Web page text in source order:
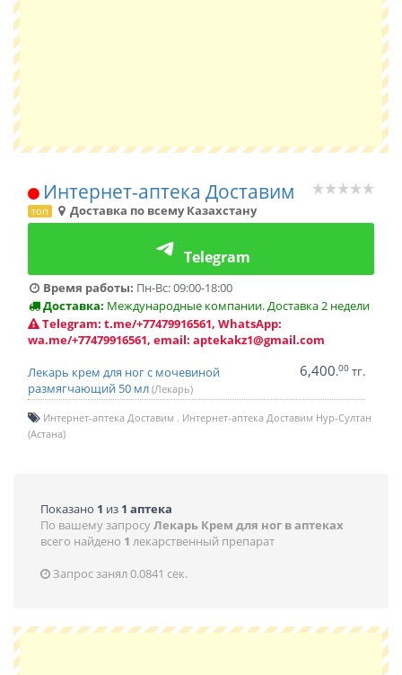
Интернет-аптека Доставим
топ Доставка по всему Казахстану
Telegram
Время работы: Пн-Вс: 09:00-18:00
Доставка: Международные компании. Доставка 2 недели
Telegram: t.me/+77479916561, WhatsApp:
wa.me/+77479916561, email: aptekakz1@gmail.com
Лекарь крем для ног с мочевиной
размягчающий 50 мл (Лекарь)
6,400.00 тг.
Интернет-аптека Доставим
Интернет-аптека Доставим Нур-Султан
(Астана)
Показано 1 из 1 аптека
По вашему запросуЛекарь Крем для ног в аптеках
всего найдено 1 лекарственный препарат
Запрос занял 0.0841 сек.